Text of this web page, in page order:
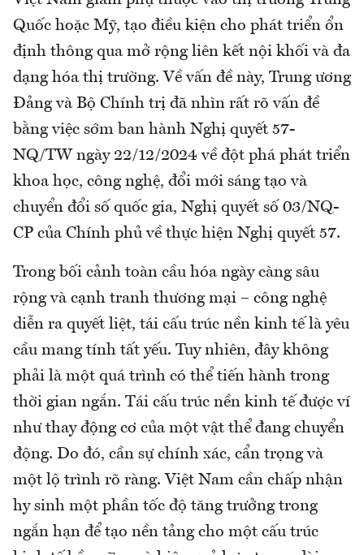
Quốc hoặc Mỹ, tạo điều kiện cho phát triển ổn
định thông qua mở rộng liên kết nội khối và đa
dạng hóa thị trường. Về vấn đề này, Trung ương
Đảng và Bộ Chính trị đã nhìn rất rõ vấn đề
bằng việc sớm ban hành Nghị quyết 57-
NQ/TW ngày 22/12/2024 về đột phá phát triển
khoa học, công nghệ, đổi mới sáng tạo và
chuyển đổi số quốc gia, Nghị quyết số 03/NQ-
CP của Chính phủ về thực hiện Nghị quyết 57.
Trong bối cảnh toàn cầu hóa ngày càng sâu
rộng và cạnh tranh thương mại – công nghệ
diễn ra quyết liệt, tái cấu trúc nền kinh tế là yêu
cầu mang tính tất yếu. Tuy nhiên, đây không
phải là một quá trình có thể tiến hành trong
thời gian ngắn. Tái cấu trúc nền kinh tế được ví
như thay động cơ của một vật thể đang chuyển
động. Do đó, cần sự chính xác, cẩn trọng và
một lộ trình rõ ràng. Việt Nam cần chấp nhận
hy sinh một phần tốc độ tăng trưởng trong
ngắn hạn để tạo nền tảng cho một cấu trúc